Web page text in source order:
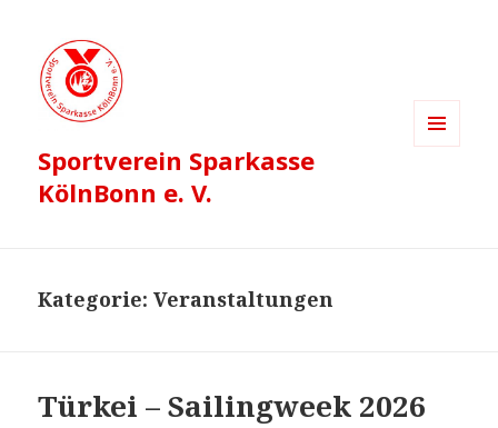
Sportverein Sparkasse
KölnBonn e. V.
Kategorie:Veranstaltungen
Türkei – Sailingweek 2026